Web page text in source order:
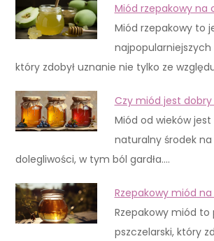
Miód rzepakowy na
Miód rzepakowy to
który zdobył uznanie nie tylko ze
Czy miód jest dobry
Miód od wieków
naturalny środek na
dolegliwości, w tym ból gardła.…
Rzepakowy miód
Rzepakowy miód to
pszczelarski, który